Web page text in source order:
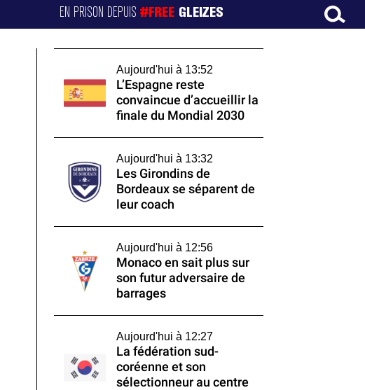
EN PRISON DEPUIS#FREE GLEIZES
Aujourd'hui à 13:52
L’Espagne reste
convaincue d’accueillir la
finale du Mondial 2030
Aujourd'hui à 13:32
Les Girondins de
Bordeaux se séparent de
leur coach
Aujourd'hui à 12:56
Monaco en sait plus sur
son futur adversaire de
barrages
Aujourd'hui à 12:27
La fédération sud-
coréenne et son
sélectionneur au centre